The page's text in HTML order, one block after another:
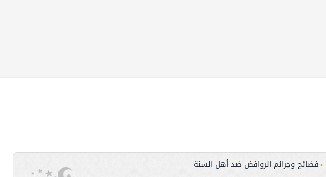
> فضائح وجرائم الروافض ضد أهل السنة